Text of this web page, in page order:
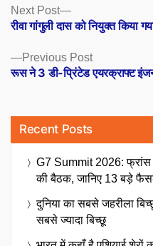
Posts
navigation
Previous PostPrevious
post:
रूस ने 3 डी-प्रिंटेड एयरक्राफ्ट
Next Post
Next
post:
रीवा गांगुली दास को नियुक्त किया
Recent Posts
G7 Summit 2026: फ्रांस
की बैठक, जानिए 13 बड़े
दुनिया का सबसे जहरीला
सबसे ज्यादा बिच्छू